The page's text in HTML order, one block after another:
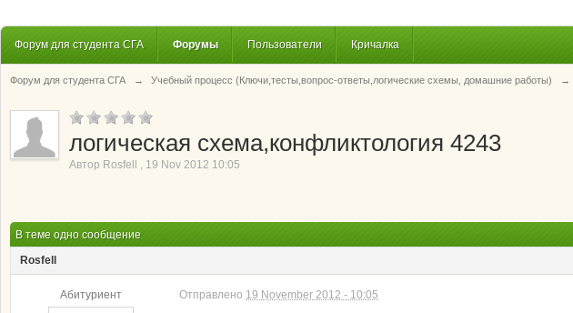
Форум для студента СГА Форумы Пользователи Кричалка
Форум для студента СГА → Учебный процесс (Ключи,тесты,вопрос-ответы,логические схемы, домашние работы) →
логическая схема,конфликтология 4243
Автор Rosfell , 19 Nov 2012 10:05
В теме одно сообщение
Rosfell
Абитуриент Отправлено 19 November 2012 - 10:05